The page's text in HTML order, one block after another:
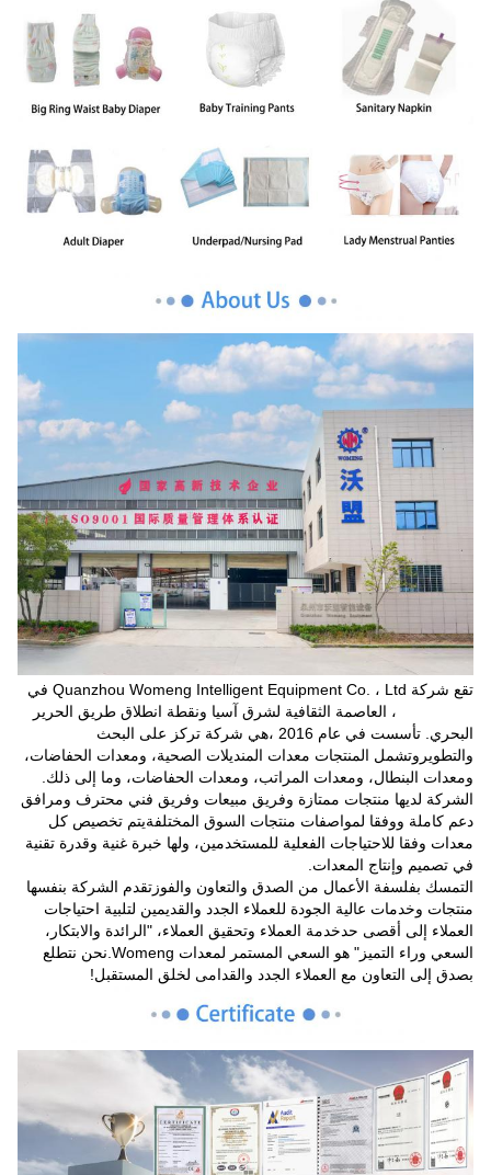
تقع شركة Quanzhou Womeng Intelligent Equipment Co. ، Ltd في
Quanzhou ، العاصمة الثقافية لشرق آسيا ونقطة انطلاق طريق الحرير
البحري. تأسست في عام 2016 ،هي شركة تركز على البحث
والتطويروتشمل المنتجات معدات المنديلات الصحية، ومعدات الحفاضات،
ومعدات البنطال، ومعدات المراتب، ومعدات الحفاضات، وما إلى ذلك.
الشركة لديها منتجات ممتازة وفريق مبيعات وفريق فني محترف ومرافق
دعم كاملة ووفقا لمواصفات منتجات السوق المختلفةيتم تخصيص كل
معدات وفقا للاحتياجات الفعلية للمستخدمين، ولها خبرة غنية وقدرة تقنية
في تصميم وإنتاج المعدات.
التمسك بفلسفة الأعمال من الصدق والتعاون والفوزتقدم الشركة بنفسها
منتجات وخدمات عالية الجودة للعملاء الجدد والقديمين لتلبية احتياجات
العملاء إلى أقصى حدخدمة العملاء وتحقيق العملاء، "الرائدة والابتكار،
السعي وراء التميز" هو السعي المستمر لمعدات Womeng.نحن نتطلع
بصدق إلى التعاون مع العملاء الجدد والقدامى لخلق المستقبل!